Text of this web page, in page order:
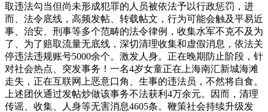
取违法勾当但尚未形成犯罪的人员被依法予以行政惩罚，进
而、法令底线，高频发帖、转载帖文，行为可能会触及平易近
事、治安、刑事等多个范畴的法令律例，收集水军不克不及为
了、为了赔取流量无底线，深切清理收集和虚假消息，依法关
停违法违规账号5000余个。激发人身。正在晚期防止阶段，针
对社会热点、突发事务！一名4岁女童正在上海南汇新城海滩
走失，正在互联网上恶意口角、生事的违法员，不然将自食。
上述团伙通过发帖炒做该事务不法获利4万余元。因而，清理
传谣、收集、人身等无害消息4605条。鞭策社会持续升级发